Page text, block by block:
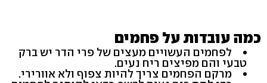
כמה עובדות על פחמים
לפחמים העשויים מעצים של פרי הדר יש ברק
טבעי והם מפיצים ריח נעים.
מרקם הפחמים צריך להיות צפוף ולא אוורירי.